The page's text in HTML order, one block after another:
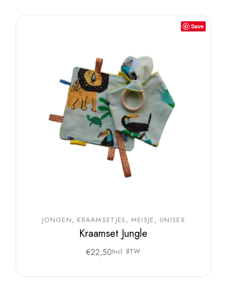
Save
JONGEN KRAAMSETJES MEISJE UNISEX
Kraamset Jungle
€22,50Incl. BTW